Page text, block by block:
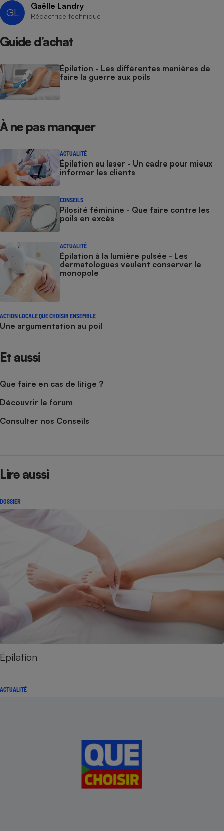
GL
Gaëlle Landry
Rédactrice technique
Guide d’achat
Épilation - Les différentes manières de
faire la guerre aux poils
À ne pas manquer
ACTUALITÉ
Épilation au laser - Un cadre pour mieux
informer les clients
CONSEILS
Pilosité féminine - Que faire contre les
poils en excès
ACTUALITÉ
Épilation à la lumière pulsée - Les
dermatologues veulent conserver le
monopole
ACTION LOCALE QUE CHOISIR ENSEMBLE
Une argumentation au poil
Et aussi
Que faire en cas de litige ?
Découvrir le forum
Consulter nos Conseils
Lire aussi
DOSSIER
Épilation
ACTUALITÉ